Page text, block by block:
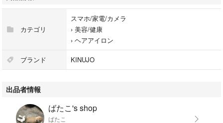
カテゴリ
スマホ/家電/カメラ
› 美容/健康
› ヘアアイロン
ブランド KINUJO
出品者情報
ばたこ's shop
ばたこ